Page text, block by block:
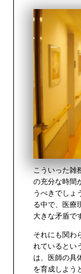
こういった雑
の充分な時間
うべきでしょ
る中で、医療
大きな矛盾で
それにも関わ
れているとい
は、医師の具
を育成しよう